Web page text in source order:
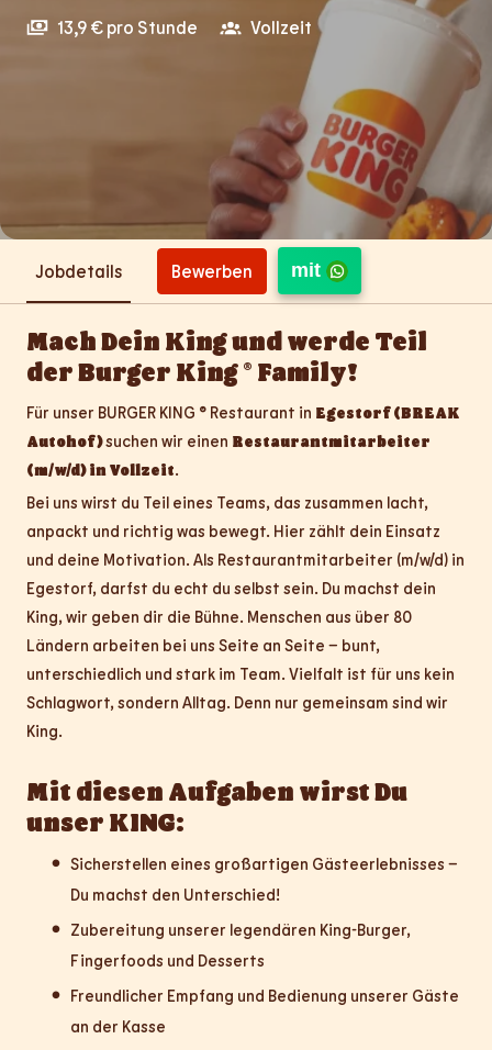
13,9 € pro Stunde Vollzeit
Jobdetails Bewerben mit
Mach Dein King und werde Teil
der Burger King ® Family!
Für unser BURGER KING ® Restaurant in Egestorf (BREAK
Autohof)suchen wir einen Restaurantmitarbeiter
(m/w/d) in Vollzeit.
Bei uns wirst du Teil eines Teams, das zusammen lacht,
anpackt und richtig was bewegt. Hier zählt dein Einsatz
und deine Motivation. Als Restaurantmitarbeiter (m/w/d) in
Egestorf, darfst du echt du selbst sein. Du machst dein
King, wir geben dir die Bühne. Menschen aus über 80
Ländern arbeiten bei uns Seite an Seite – bunt,
unterschiedlich und stark im Team. Vielfalt ist für uns kein
Schlagwort, sondern Alltag. Denn nur gemeinsam sind wir
King.
Mit diesen Aufgaben wirst Du
unser KING:
Sicherstellen eines großartigen Gästeerlebnisses –
Du machst den Unterschied!
Zubereitung unserer legendären King-Burger,
Fingerfoods und Desserts
Freundlicher Empfang und Bedienung unserer Gäste
an der Kasse